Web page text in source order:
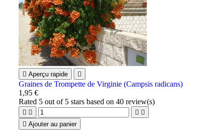
 Aperçu rapide 
Graines de Trompette de Virginie (Campsis radicans)
1,95 €
Rated 5 out of 5 stars based on40 review(s)
   
 Ajouter au panier